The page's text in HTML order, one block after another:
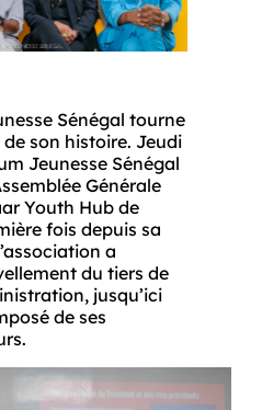
Sénégal tourne
son histoire. Jeudi
Jeunesse Sénégal
Générale
Youth Hub de
fois depuis sa
a
du tiers de
jusqu’ici
de ses